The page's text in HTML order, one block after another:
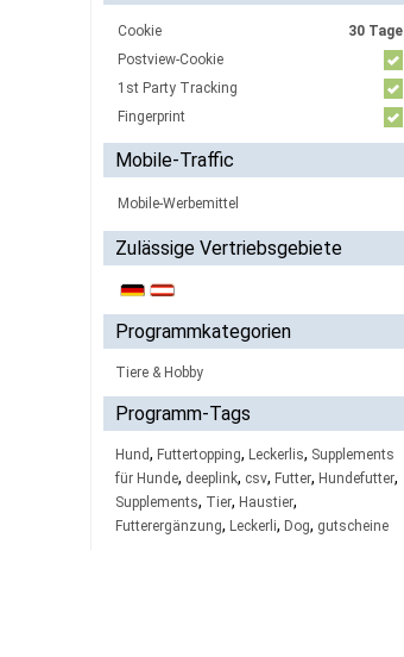
Cookie
30 Tage
Postview-Cookie
1st Party Tracking
Fingerprint
Mobile-Traffic
Mobile-Werbemittel
Zulässige Vertriebsgebiete
Programmkategorien
Tiere & Hobby
Programm-Tags
Hund, Futtertopping, Leckerlis, Supplements
für Hunde, deeplink, csv, Futter, Hundefutter,
Supplements, Tier, Haustier,
Futterergänzung, Leckerli, Dog, gutscheine